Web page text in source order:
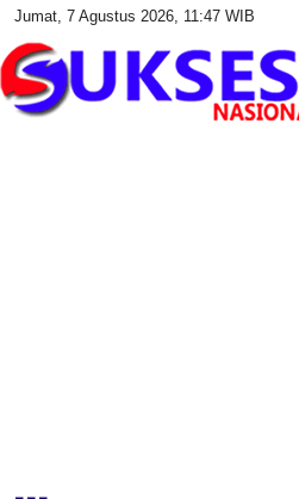
Jumat, 7 Agustus 2026, 11:47 WIB